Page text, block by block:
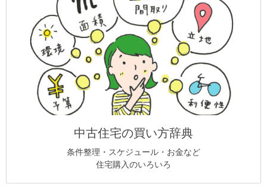
中古住宅の買い方辞典
条件整理・スケジュール・お金など
住宅購入のいろいろ